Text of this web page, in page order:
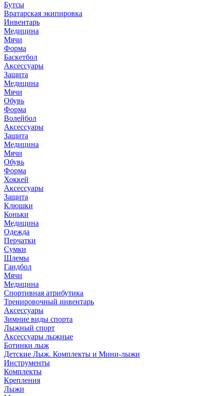
Бутсы
Вратарская экипировка
Инвентарь
Медицина
Мячи
Форма
Баскетбол
Аксессуары
Защита
Медицина
Мячи
Обувь
Форма
Волейбол
Аксессуары
Защита
Медицина
Мячи
Обувь
Форма
Хоккей
Аксессуары
Защита
Клюшки
Коньки
Медицина
Одежда
Перчатки
Сумки
Шлемы
Гандбол
Мячи
Медицина
Спортивная атрибутика
Тренировочный инвентарь
Аксессуары
Зимние виды спорта
Лыжный спорт
Аксессуары лыжные
Ботинки лыж
Детские Лыж. Комплекты и Мини-лыжи
Инструменты
Комплекты
Крепления
Лыжи